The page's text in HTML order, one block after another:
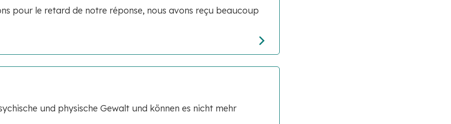
pour le retard de notre réponse, nous avons reçu beaucoup
und physische Gewalt und können es nicht mehr